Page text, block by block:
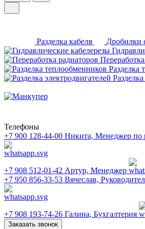
Разделка кабеля
Дробилки
Разделка
Телефоны
+7 900 128-44-00 Никита, Менеджер по
+7 908 512-01-42 Артур, Менеджер
+7 950 856-33-53 Вячеслав,
+7 908 193-74-26 Галина, Бухгалтерия
Заказать звонок